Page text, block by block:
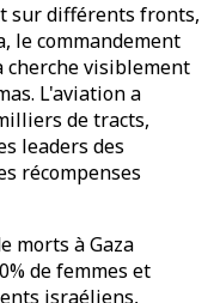
sur différents fronts,
le commandement
cherche visiblement
L'aviation a
de tracts,
leaders des
récompenses
morts à Gaza
de femmes et
israéliens,